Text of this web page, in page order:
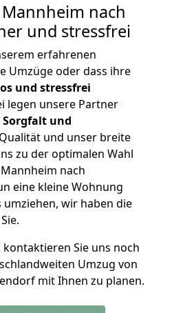
Mannheim nach
und stressfrei
erfahrenen
Umzüge oder dass ihre
und stressfrei
legen unsere Partner
Sorgfalt und
und unser breite
zu der optimalen Wahl
nach
eine kleine Wohnung
wir haben die
kontaktieren Sie uns noch
Umzug von
mit Ihnen zu planen.